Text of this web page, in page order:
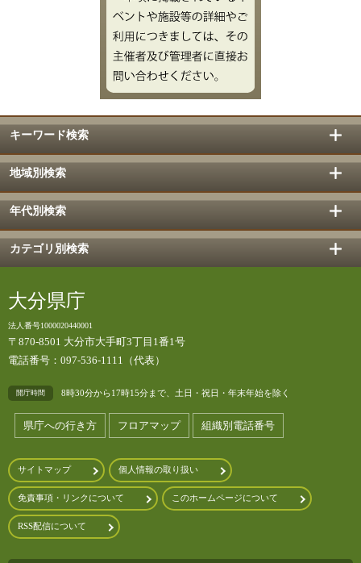
キーワード検索
地域別検索
年代別検索
カテゴリ別検索
大分県庁
法人番号1000020440001
〒870-8501 大分市大手町3丁目1番1号
電話番号：097-536-1111（代表）
開庁時間 8時30分から17時15分まで、土日・祝日・年末年始を除く
県庁への行き方 フロアマップ 組織別電話番号
サイトマップ 個人情報の取り扱い
免責事項・リンクについて このホームページについて
RSS配信について